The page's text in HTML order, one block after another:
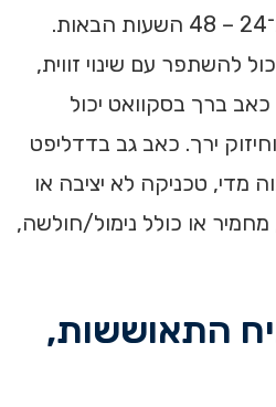
ובדקו את תגובת הגוף ב־24 – 48 השעות הבאות.
להשתפר עם שינוי זווית,
כאב ברך בסקוואט יכול
ירך. כאב גב בדדליפט
מדי, טכניקה לא יציבה או
או כולל נימול/חולשה,
התאוששות,